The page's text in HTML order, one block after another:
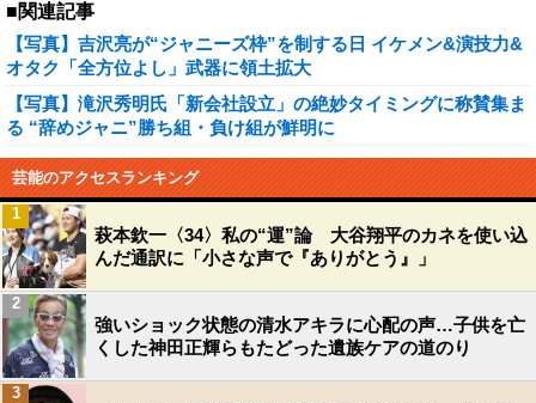
■関連記事
【写真】吉沢亮が“ジャニーズ枠”を制する日 イケメン&演技力&
オタク「全方位よし」武器に領土拡大
【写真】滝沢秀明氏「新会社設立」の絶妙タイミングに称賛集ま
る “辞めジャニ”勝ち組・負け組が鮮明に
芸能のアクセスランキング
萩本欽一〈34〉私の“運”論 大谷翔平のカネを使い込
んだ通訳に「小さな声で『ありがとう』」
1
強いショック状態の清水アキラに心配の声…子供を亡
くした神田正輝らもたどった遺族ケアの道のり
2
3